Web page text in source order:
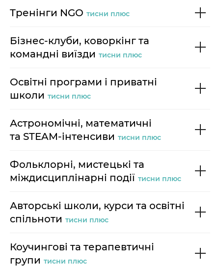
Тренінги NGO тисни плюс
Бізнес-клуби, коворкінг та
командні виїзди тисни плюс
Освітні програми і приватні
школи тисни плюс
Астрономічні, математичні
та STEAM-інтенсиви тисни плюс
Фольклорні, мистецькі та
міждисциплінарні події тисни плюс
Авторські школи, курси та освітні
спільноти тисни плюс
Коучингові та терапевтичні
групи тисни плюс